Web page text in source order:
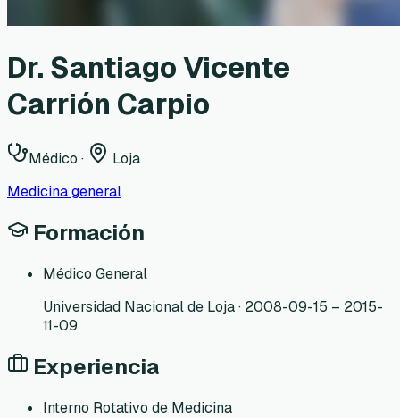
Dr. Santiago Vicente
Carrión Carpio
Médico ·
Loja
Medicina general
Formación
Médico General
Universidad Nacional de Loja · 2008-09-15 – 2015-
11-09
Experiencia
Interno Rotativo de Medicina